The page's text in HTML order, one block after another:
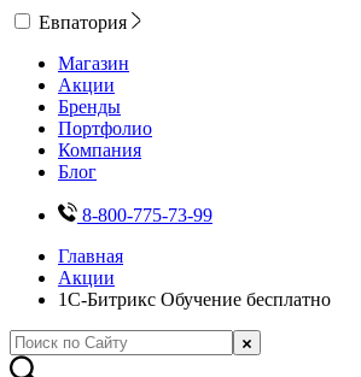
Евпатория
Магазин
Акции
Бренды
Портфолио
Компания
Блог
8-800-775-73-99
Главная
Акции
1С-Битрикс Обучение бесплатно